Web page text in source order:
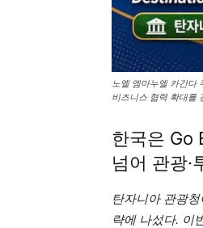
노엘 엠마누엘 카간다
비즈니스 협력 확대를
한국은 Go
넘어 관광·
탄자니아 관광
략에 나섰다. 이